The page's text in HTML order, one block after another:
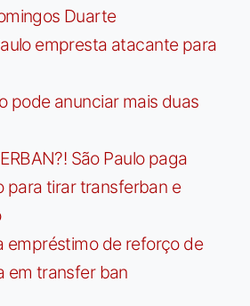
Duarte
empresta atacante para
pode anunciar mais duas
São Paulo paga
para tirar transferban e
empréstimo de reforço de
em transfer ban